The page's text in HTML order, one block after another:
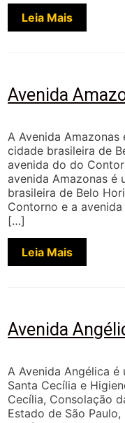
Leia Mais
Avenida
A Avenida
cidade brasileira de
avenida do do
avenida Amazonas é
brasileira de Belo
Contorno e a
[…]
Leia Mais
Avenida
A Avenida Angélica
Santa Cecília e
Cecília, Consolação
Estado de São